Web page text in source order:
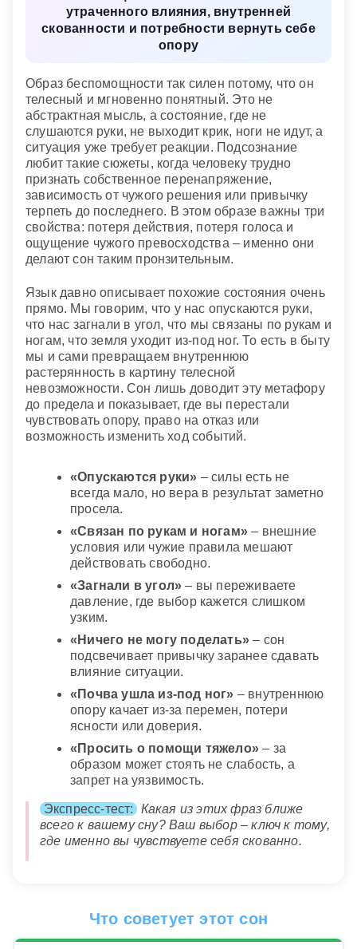
привычки и изменить жизненный уклад.
утраченного влияния, внутренней
скованности и потребности вернуть себе
опору
Образ беспомощности так силен потому, что он
телесный и мгновенно понятный. Это не
абстрактная мысль, а состояние, где не
слушаются руки, не выходит крик, ноги не идут, а
ситуация уже требует реакции. Подсознание
любит такие сюжеты, когда человеку трудно
признать собственное перенапряжение,
зависимость от чужого решения или привычку
терпеть до последнего. В этом образе важны три
свойства: потеря действия, потеря голоса и
ощущение чужого превосходства – именно они
делают сон таким пронзительным.
Язык давно описывает похожие состояния очень
прямо. Мы говорим, что у нас опускаются руки,
что нас загнали в угол, что мы связаны по рукам и
ногам, что земля уходит из-под ног. То есть в быту
мы и сами превращаем внутреннюю
растерянность в картину телесной
невозможности. Сон лишь доводит эту метафору
до предела и показывает, где вы перестали
чувствовать опору, право на отказ или
возможность изменить ход событий.
«Опускаются руки» – силы есть не
всегда мало, но вера в результат заметно
просела.
«Связан по рукам и ногам» – внешние
условия или чужие правила мешают
действовать свободно.
«Загнали в угол» – вы переживаете
давление, где выбор кажется слишком
узким.
«Ничего не могу поделать» – сон
подсвечивает привычку заранее сдавать
влияние ситуации.
«Почва ушла из-под ног» – внутреннюю
опору качает из-за перемен, потери
ясности или доверия.
«Просить о помощи тяжело» – за
образом может стоять не слабость, а
запрет на уязвимость.
Экспресс-тест:
Какая из этих фраз ближе
всего к вашему сну? Ваш выбор – ключ к тому,
где именно вы чувствуете себя скованно.
Что советует этот сон